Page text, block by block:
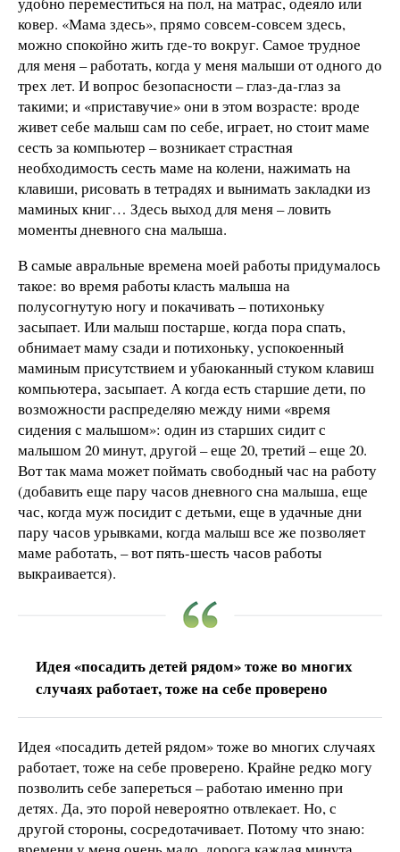
ковер. «Мама здесь», прямо совсем-совсем здесь,
можно спокойно жить где-то вокруг. Самое трудное
для меня – работать, когда у меня малыши от одного до
трех лет. И вопрос безопасности – глаз-да-глаз за
такими; и «приставучие» они в этом возрасте: вроде
живет себе малыш сам по себе, играет, но стоит маме
сесть за компьютер – возникает страстная
необходимость сесть маме на колени, нажимать на
клавиши, рисовать в тетрадях и вынимать закладки из
маминых книг… Здесь выход для меня – ловить
моменты дневного сна малыша.
В самые авральные времена моей работы придумалось
такое: во время работы класть малыша на
полусогнутую ногу и покачивать – потихоньку
засыпает. Или малыш постарше, когда пора спать,
обнимает маму сзади и потихоньку, успокоенный
маминым присутствием и убаюканный стуком клавиш
компьютера, засыпает. А когда есть старшие дети, по
возможности распределяю между ними «время
сидения с малышом»: один из старших сидит с
малышом 20 минут, другой – еще 20, третий – еще 20.
Вот так мама может поймать свободный час на работу
(добавить еще пару часов дневного сна малыша, еще
час, когда муж посидит с детьми, еще в удачные дни
пару часов урывками, когда малыш все же позволяет
маме работать, – вот пять-шесть часов работы
выкраивается).
Идея «посадить детей рядом» тоже во многих
случаях работает, тоже на себе проверено
Идея «посадить детей рядом» тоже во многих случаях
работает, тоже на себе проверено. Крайне редко могу
позволить себе запереться – работаю именно при
детях. Да, это порой невероятно отвлекает. Но, с
другой стороны, сосредотачивает. Потому что знаю: